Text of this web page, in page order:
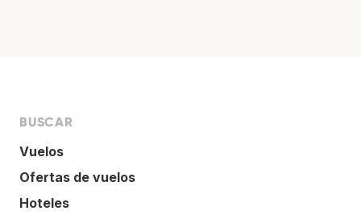
BUSCAR
Vuelos
Ofertas de vuelos
Hoteles